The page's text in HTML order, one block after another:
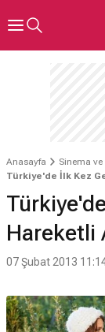
Anasayfa
Sinema
Türkiye'de İlk Kez
Hareketli
07 Şubat 2013